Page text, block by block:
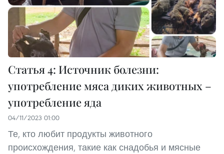
Статья 4: Источник болезни:
употребление мяса диких животных –
употребление яда
04/11/2023 01:00
Те, кто любит продукты животного
происхождения, такие как снадобья и мясные